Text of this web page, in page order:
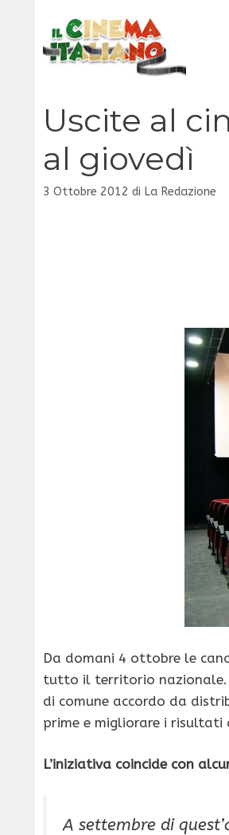
contenuto
Uscite al
al giovedì
3 Ottobre 2012 di La Redazione
Da domani 4 ottobre le
tutto il territorio nazionale.
di comune accordo da
prime e migliorare i
L’iniziativa coincide con
A settembre di